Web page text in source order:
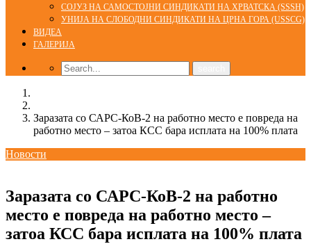
СОЈУЗ НА САМОСТОЈНИ СИНДИКАТИ НА ХРВАТСКА (SSSH)
УНИЈА НА СЛОБОДНИ СИНДИКАТИ НА ЦРНА ГОРА (USSCG)
ВИДЕА
ГАЛЕРИЈА
Заразата со САРС-КоВ-2 на работно место е повреда на
работно место – затоа КСС бара исплата на 100% плата
Новости
Заразата со САРС-КоВ-2 на работно
место е повреда на работно место –
затоа КСС бара исплата на 100% плата